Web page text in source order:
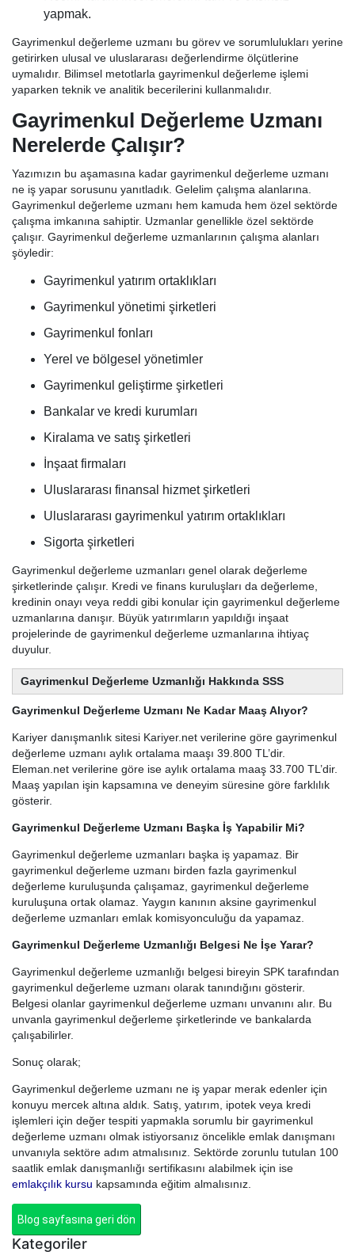
yapmak.
Gayrimenkul değerleme uzmanı bu görev ve sorumlulukları yerine
getirirken ulusal ve uluslararası değerlendirme ölçütlerine
uymalıdır. Bilimsel metotlarla gayrimenkul değerleme işlemi
yaparken teknik ve analitik becerilerini kullanmalıdır.
Gayrimenkul Değerleme Uzmanı
Nerelerde Çalışır?
Yazımızın bu aşamasına kadar gayrimenkul değerleme uzmanı
ne iş yapar sorusunu yanıtladık. Gelelim çalışma alanlarına.
Gayrimenkul değerleme uzmanı hem kamuda hem özel sektörde
çalışma imkanına sahiptir. Uzmanlar genellikle özel sektörde
çalışır. Gayrimenkul değerleme uzmanlarının çalışma alanları
şöyledir:
Gayrimenkul yatırım ortaklıkları
Gayrimenkul yönetimi şirketleri
Gayrimenkul fonları
Yerel ve bölgesel yönetimler
Gayrimenkul geliştirme şirketleri
Bankalar ve kredi kurumları
Kiralama ve satış şirketleri
İnşaat firmaları
Uluslararası finansal hizmet şirketleri
Uluslararası gayrimenkul yatırım ortaklıkları
Sigorta şirketleri
Gayrimenkul değerleme uzmanları genel olarak değerleme
şirketlerinde çalışır. Kredi ve finans kuruluşları da değerleme,
kredinin onayı veya reddi gibi konular için gayrimenkul değerleme
uzmanlarına danışır. Büyük yatırımların yapıldığı inşaat
projelerinde de gayrimenkul değerleme uzmanlarına ihtiyaç
duyulur.
Gayrimenkul Değerleme Uzmanlığı Hakkında SSS
Gayrimenkul Değerleme Uzmanı Ne Kadar Maaş Alıyor?
Kariyer danışmanlık sitesi Kariyer.net verilerine göre gayrimenkul
değerleme uzmanı aylık ortalama maaşı 39.800 TL’dir.
Eleman.net verilerine göre ise aylık ortalama maaş 33.700 TL’dir.
Maaş yapılan işin kapsamına ve deneyim süresine göre farklılık
gösterir.
Gayrimenkul Değerleme Uzmanı Başka İş Yapabilir Mi?
Gayrimenkul değerleme uzmanları başka iş yapamaz. Bir
gayrimenkul değerleme uzmanı birden fazla gayrimenkul
değerleme kuruluşunda çalışamaz, gayrimenkul değerleme
kuruluşuna ortak olamaz. Yaygın kanının aksine gayrimenkul
değerleme uzmanları emlak komisyonculuğu da yapamaz.
Gayrimenkul Değerleme Uzmanlığı Belgesi Ne İşe Yarar?
Gayrimenkul değerleme uzmanlığı belgesi bireyin SPK tarafından
gayrimenkul değerleme uzmanı olarak tanındığını gösterir.
Belgesi olanlar gayrimenkul değerleme uzmanı unvanını alır. Bu
unvanla gayrimenkul değerleme şirketlerinde ve bankalarda
çalışabilirler.
Sonuç olarak;
Gayrimenkul değerleme uzmanı ne iş yapar merak edenler için
konuyu mercek altına aldık. Satış, yatırım, ipotek veya kredi
işlemleri için değer tespiti yapmakla sorumlu bir gayrimenkul
değerleme uzmanı olmak istiyorsanız öncelikle emlak danışmanı
unvanıyla sektöre adım atmalısınız. Sektörde zorunlu tutulan 100
saatlik emlak danışmanlığı sertifikasını alabilmek için ise
emlakçılık kursu kapsamında eğitim almalısınız.
Blog sayfasına geri dön
Kategoriler